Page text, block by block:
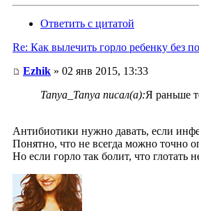
Ответить с цитатой
Re: Как вылечить горло ребенку без
Ezhik » 02 янв 2015, 13:33
Tanya_Tanya писал(а):Я раньше
Антибиотики нужно давать, если
Понятно, что не всегда можно точно
Но если горло так болит, что глотать